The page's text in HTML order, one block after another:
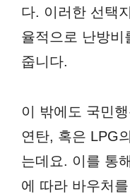
다. 이러한 선택
율적으로 난방
줍니다.
이 밖에도 국민
연탄, 혹은 LPG
는데요. 이를 통
에 따라 바우처